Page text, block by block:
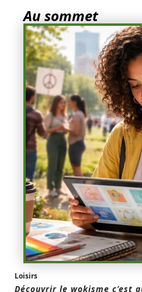
Au sommet
Loisirs
Découvrir le wokisme c’est